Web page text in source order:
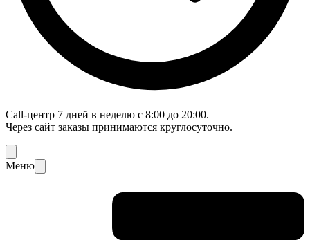
Call-центр 7 дней в неделю с 8:00 до 20:00.
Через сайт заказы принимаются круглосуточно.
Меню